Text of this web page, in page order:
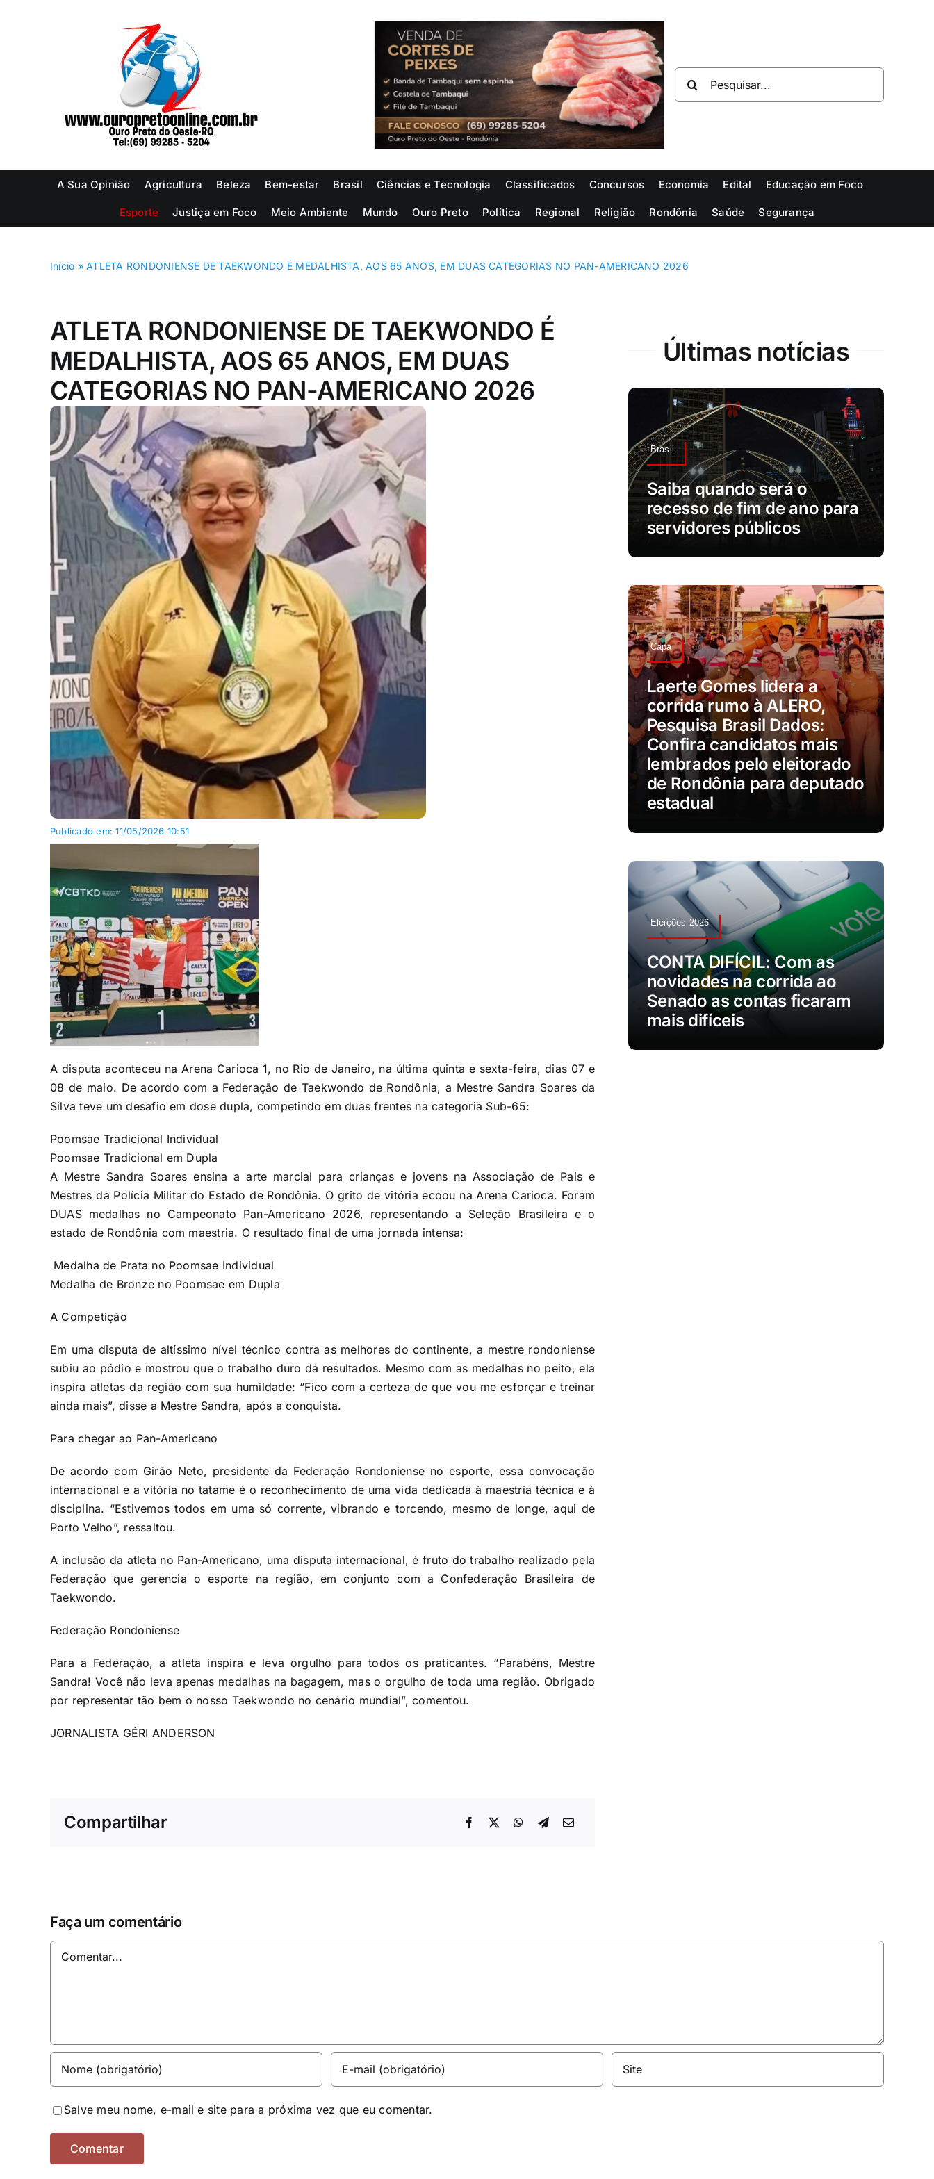
resultados
A Sua Opinião Agricultura Beleza Bem-estar Brasil Ciências e Tecnologia Classificados Concursos Economia Edital Educação em Foco
Esporte Justiça em Foco Meio Ambiente Mundo Ouro Preto Política Regional Religião Rondônia Saúde Segurança
Início »ATLETA RONDONIENSE DE TAEKWONDO É MEDALHISTA, AOS 65 ANOS, EM DUAS CATEGORIAS NO PAN-AMERICANO 2026
ATLETA RONDONIENSE DE TAEKWONDO É
MEDALHISTA, AOS 65 ANOS, EM DUAS
CATEGORIAS NO PAN-AMERICANO 2026
Publicado em: 11/05/2026 10:51
A disputa aconteceu na Arena Carioca 1, no Rio de Janeiro, na última quinta e sexta-feira, dias 07 e
08 de maio. De acordo com a Federação de Taekwondo de Rondônia, a Mestre Sandra Soares da
Silva teve um desafio em dose dupla, competindo em duas frentes na categoria Sub-65:
Poomsae Tradicional Individual
Poomsae Tradicional em Dupla
A Mestre Sandra Soares ensina a arte marcial para crianças e jovens na Associação de Pais e
Mestres da Polícia Militar do Estado de Rondônia. O grito de vitória ecoou na Arena Carioca. Foram
DUAS medalhas no Campeonato Pan-Americano 2026, representando a Seleção Brasileira e o
estado de Rondônia com maestria. O resultado final de uma jornada intensa:
Medalha de Prata no Poomsae Individual
Medalha de Bronze no Poomsae em Dupla
A Competição
Em uma disputa de altíssimo nível técnico contra as melhores do continente, a mestre rondoniense
subiu ao pódio e mostrou que o trabalho duro dá resultados. Mesmo com as medalhas no peito, ela
inspira atletas da região com sua humildade: “Fico com a certeza de que vou me esforçar e treinar
ainda mais”, disse a Mestre Sandra, após a conquista.
Para chegar ao Pan-Americano
De acordo com Girão Neto, presidente da Federação Rondoniense no esporte, essa convocação
internacional e a vitória no tatame é o reconhecimento de uma vida dedicada à maestria técnica e à
disciplina. “Estivemos todos em uma só corrente, vibrando e torcendo, mesmo de longe, aqui de
Porto Velho”, ressaltou.
A inclusão da atleta no Pan-Americano, uma disputa internacional, é fruto do trabalho realizado pela
Federação que gerencia o esporte na região, em conjunto com a Confederação Brasileira de
Taekwondo.
Federação Rondoniense
Para a Federação, a atleta inspira e leva orgulho para todos os praticantes. “Parabéns, Mestre
Sandra! Você não leva apenas medalhas na bagagem, mas o orgulho de toda uma região. Obrigado
por representar tão bem o nosso Taekwondo no cenário mundial”, comentou.
JORNALISTA GÉRI ANDERSON
Compartilhar
Últimas notícias
Brasil
Saiba quando será o
recesso de fim de ano para
servidores públicos
Capa
Laerte Gomes lidera a
corrida rumo à ALERO,
Pesquisa Brasil Dados:
Confira candidatos mais
lembrados pelo eleitorado
de Rondônia para deputado
estadual
Eleições 2026
CONTA DIFÍCIL: Com as
novidades na corrida ao
Senado as contas ficaram
mais difíceis
Faça um comentário
Comentar
Salve meu nome, e-mail e site para a próxima vez que eu comentar.